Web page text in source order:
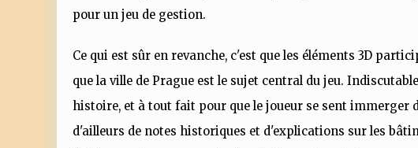
pour un jeu de gestion.
Ce qui est sûr en revanche, c'est que les éléments 3D
que la ville de Prague est le sujet central du jeu.
histoire, et à tout fait pour que le joueur se sent immerger
d'ailleurs de notes historiques et d'explications sur les